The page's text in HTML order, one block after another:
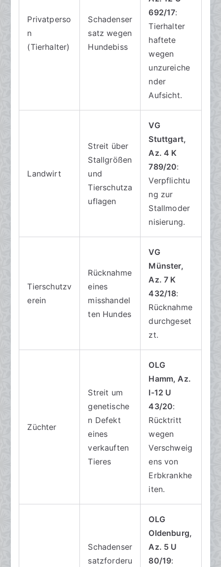
Privatperso
n
(Tierhalter)
Schadenser
satz wegen
Hundebiss
692/17:
Tierhalter
haftete
wegen
unzureiche
nder
Aufsicht.
Landwirt
Streit über
Stallgrößen
und
Tierschutza
uflagen
VG
Stuttgart,
Az. 4 K
789/20:
Verpflichtu
ng zur
Stallmoder
nisierung.
Tierschutzv
erein
Rücknahme
eines
misshandel
ten Hundes
VG
Münster,
Az. 7 K
432/18:
Rücknahme
durchgeset
zt.
Züchter
Streit um
genetische
n Defekt
eines
verkauften
Tieres
OLG
Hamm, Az.
I-12 U
43/20:
Rücktritt
wegen
Verschweig
ens von
Erbkrankhe
iten.
Schadenser
satzforderu
OLG
Oldenburg,
Az. 5 U
80/19: